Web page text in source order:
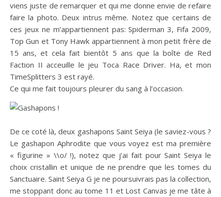
viens juste de remarquer et qui me donne envie de refaire
faire la photo. Deux intrus même. Notez que certains de
ces jeux ne m’appartiennent pas: Spiderman 3, Fifa 2009,
Top Gun et Tony Hawk appartiennent à mon petit frère de
15 ans, et cela fait bientôt 5 ans que la boîte de Red
Faction II acceuille le jeu Toca Race Driver. Ha, et mon
TimeSplitters 3 est rayé.
Ce qui me fait toujours pleurer du sang à l’occasion.
De ce coté là, deux gashapons Saint Seiya (le saviez-vous ?
Le gashapon Aphrodite que vous voyez est ma première
« figurine » \\o/ !), notez que j’ai fait pour Saint Seiya le
choix cristallin et unique de ne prendre que les tomes du
Sanctuaire. Saint Seiya G je ne poursuivrais pas la collection,
me stoppant donc au tome 11 et Lost Canvas je me tâte à